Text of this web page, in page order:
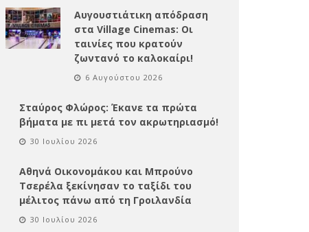
Αυγουστιάτικη απόδραση
στα Village Cinemas: Οι
ταινίες που κρατούν
ζωντανό το καλοκαίρι!
6 Αυγούστου 2026
Σταύρος Φλώρος: Έκανε τα πρώτα
βήματα με πι μετά τον ακρωτηριασμό!
30 Ιουλίου 2026
Αθηνά Οικονομάκου και Μπρούνο
Τσερέλα ξεκίνησαν το ταξίδι του
μέλιτος πάνω από τη Γροιλανδία
30 Ιουλίου 2026